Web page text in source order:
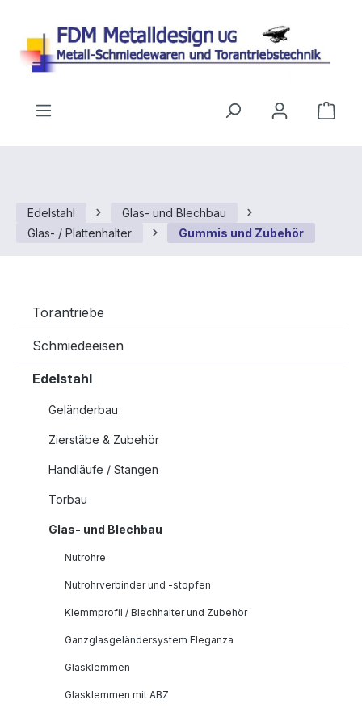
Edelstahl
Glas- und Blechbau
Glas- / Plattenhalter
Gummis und Zubehör
Torantriebe
Schmiedeeisen
Edelstahl
Geländerbau
Zierstäbe & Zubehör
Handläufe / Stangen
Torbau
Glas- und Blechbau
Nutrohre
Nutrohrverbinder und -stopfen
Klemmprofil / Blechhalter und Zubehör
Ganzglasgeländersystem Eleganza
Glasklemmen
Glasklemmen mit ABZ